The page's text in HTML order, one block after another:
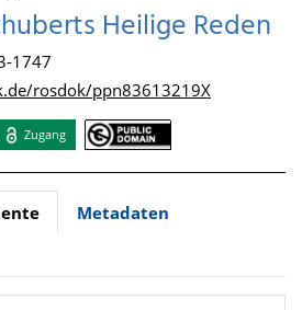
Heilige Reden
1747
rosdok/ppn83613219X
Zugang
Metadaten